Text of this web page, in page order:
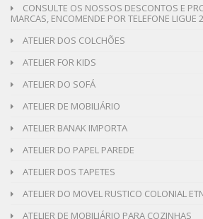
CONSULTE OS NOSSOS DESCONTOS E
MARCAS, ENCOMENDE POR TELEFONE
ATELIER DOS COLCHÕES
ATELIER FOR KIDS
ATELIER DO SOFÁ
ATELIER DE MOBILIÁRIO
ATELIER BANAK IMPORTA
ATELIER DO PAPEL PAREDE
ATELIER DOS TAPETES
ATELIER DO MOVEL RUSTICO COLONIAL
ATELIER DE MOBILIÁRIO PARA COZINHAS